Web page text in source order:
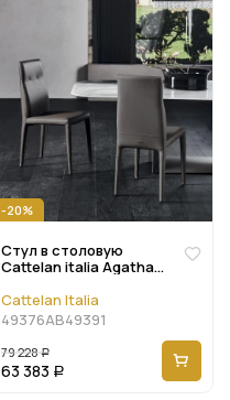
-20%
Стул в столовую
Cattelan italia Agatha
Cattelan Italia
49376AB49391
79 228 Р
63 383 Р